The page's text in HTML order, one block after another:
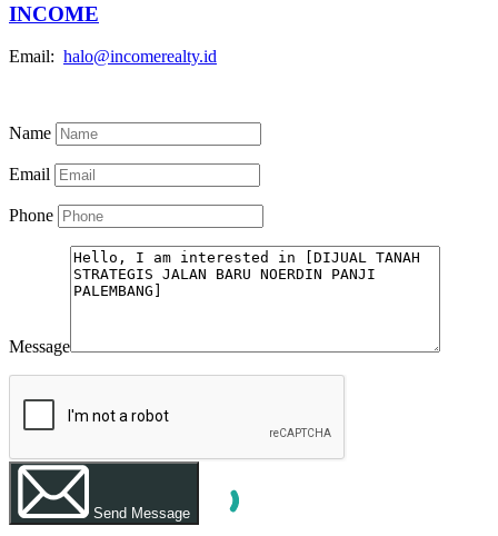
INCOME
Email: halo@incomerealty.id
Name
Email
Phone
Message
Send Message